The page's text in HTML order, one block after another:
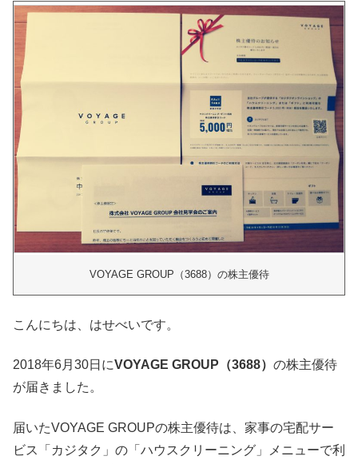
VOYAGE GROUP（3688）の株主優待
こんにちは、はせべいです。
2018年6月30日にVOYAGE GROUP（3688） の株主優待
が届きました。
届いたVOYAGE GROUPの株主優待は、家事の宅配サー
ビス「カジタク」の「ハウスクリーニング」メニューで利